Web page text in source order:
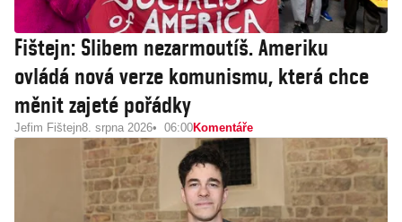
Fištejn: Slibem nezarmoutíš. Ameriku
ovládá nová verze komunismu, která chce
měnit zajeté pořádky
Jefim Fištejn8. srpna 2026 06:00Komentáře